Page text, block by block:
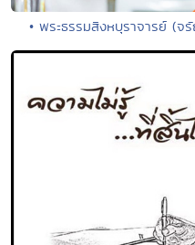
• พระธรรมสิงหบุราจารย์ (